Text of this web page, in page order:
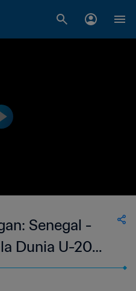
Senegal -
Dunia U-20